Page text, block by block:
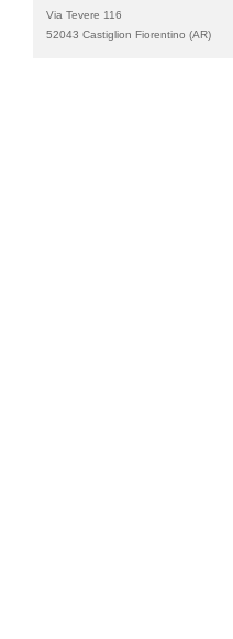
Via Tevere 116
52043 Castiglion Fiorentino (AR)